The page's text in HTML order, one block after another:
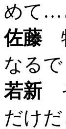
めて…
佐藤
なるで
若新
だけ